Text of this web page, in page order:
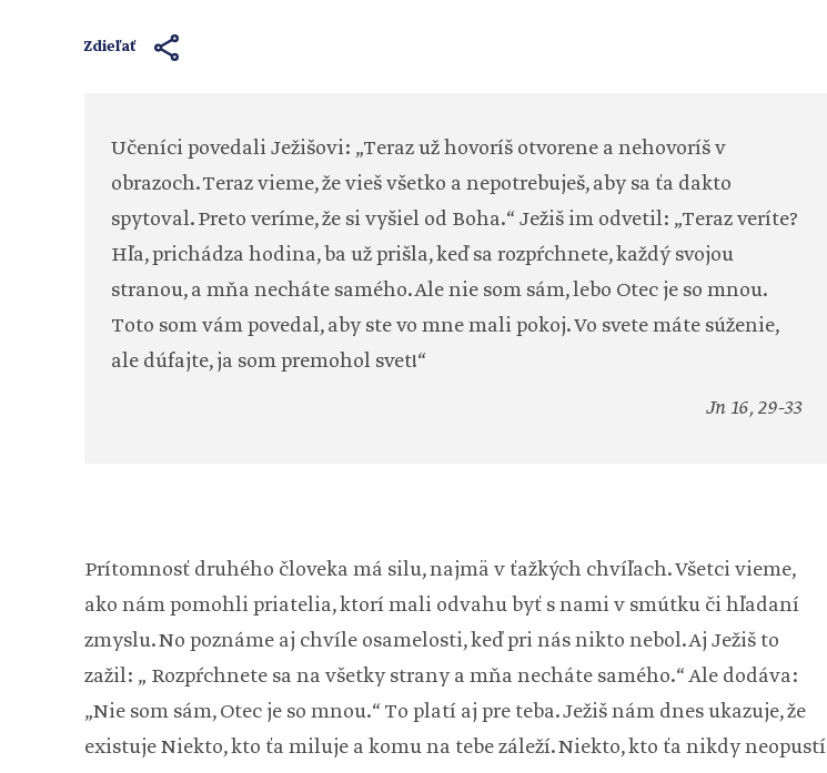
Zdieľať
Učeníci povedali Ježišovi: „Teraz už hovoríš otvorene a nehovoríš v
obrazoch. Teraz vieme, že vieš všetko a nepotrebuješ, aby sa ťa dakto
spytoval. Preto veríme, že si vyšiel od Boha.“ Ježiš im odvetil: „Teraz veríte?
Hľa, prichádza hodina, ba už prišla, keď sa rozpŕchnete, každý svojou
stranou, a mňa necháte samého. Ale nie som sám, lebo Otec je so mnou.
Toto som vám povedal, aby ste vo mne mali pokoj. Vo svete máte súženie,
ale dúfajte, ja som premohol svet!“
Jn 16, 29-33
Prítomnosť druhého človeka má silu, najmä v ťažkých chvíľach. Všetci vieme,
ako nám pomohli priatelia, ktorí mali odvahu byť s nami v smútku či hľadaní
zmyslu. No poznáme aj chvíle osamelosti, keď pri nás nikto nebol. Aj Ježiš to
zažil: „ Rozpŕchnete sa na všetky strany a mňa necháte samého.“ Ale dodáva:
„Nie som sám, Otec je so mnou.“ To platí aj pre teba. Ježiš nám dnes ukazuje, že
existuje Niekto, kto ťa miluje a komu na tebe záleží. Niekto, kto ťa nikdy neopustí